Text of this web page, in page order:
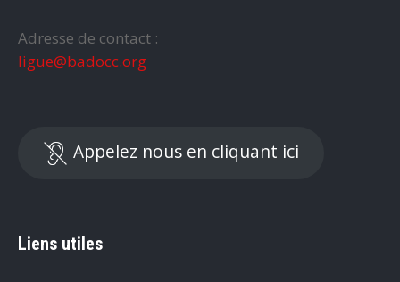
Adresse de contact :
ligue@badocc.org
Appelez nous en cliquant ici
Liens utiles